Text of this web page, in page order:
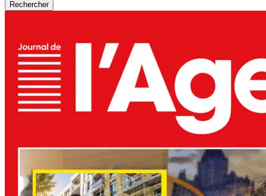
Rechercher